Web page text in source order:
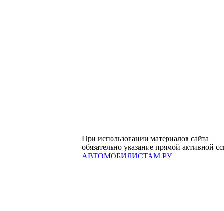
При использовании материалов сайта
обязательно указание прямой активной
АВТОМОБИЛИСТАМ.РУ